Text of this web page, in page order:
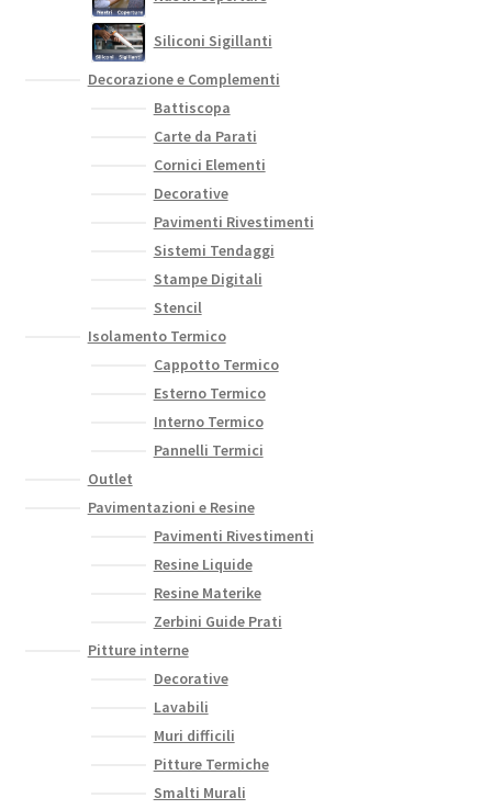
Siliconi Sigillanti
Decorazione e Complementi
Battiscopa
Carte da Parati
Cornici Elementi
Decorative
Pavimenti Rivestimenti
Sistemi Tendaggi
Stampe Digitali
Stencil
Isolamento Termico
Cappotto Termico
Esterno Termico
Interno Termico
Pannelli Termici
Outlet
Pavimentazioni e Resine
Pavimenti Rivestimenti
Resine Liquide
Resine Materike
Zerbini Guide Prati
Pitture interne
Decorative
Lavabili
Muri difficili
Pitture Termiche
Smalti Murali